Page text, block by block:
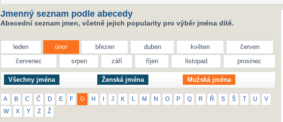
Jmenný seznam podle abecedy
Abecední seznam jmen, včetně jejich popularity pro výběr jména dítě.
leden únor březen duben květen
červen
červenec
srpen září říjen listopad prosinec
Všechny jména Ženská jména Mužská jména
A B C Č D E F G H J K M N O P Q R Ř S Š T U V
W X Y Z Ž